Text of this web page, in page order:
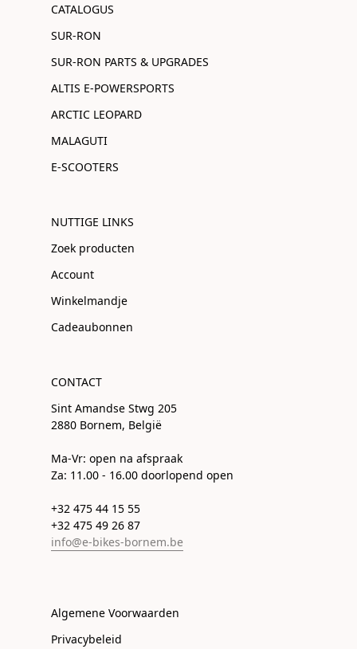
CATALOGUS
SUR-RON
SUR-RON PARTS & UPGRADES
ALTIS E-POWERSPORTS
ARCTIC LEOPARD
MALAGUTI
E-SCOOTERS
NUTTIGE LINKS
Zoek producten
Account
Winkelmandje
Cadeaubonnen
CONTACT
Sint Amandse Stwg 205
2880 Bornem, België
Ma-Vr: open na afspraak
Za: 11.00 - 16.00 doorlopend open
+32 475 44 15 55
+32 475 49 26 87
info@e-bikes-bornem.be
Algemene Voorwaarden
Privacybeleid